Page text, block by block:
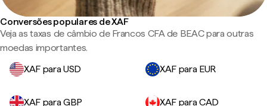
Conversões populares de XAF
Veja as taxas de câmbio de Francos CFA de BEAC para outras
moedas importantes.
XAF para USD
XAF para EUR
XAF para GBP XAF para CAD